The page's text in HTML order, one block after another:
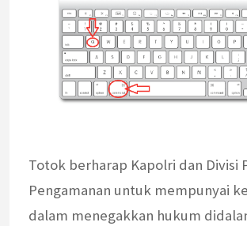
Totok berharap Kapolri dan Divisi
Pengamanan untuk mempunyai
dalam menegakkan hukum